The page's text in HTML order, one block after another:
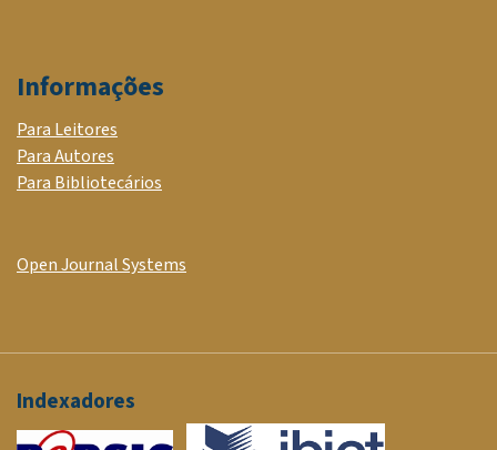
Informações
Para Leitores
Para Autores
Para Bibliotecários
Open Journal Systems
Indexadores